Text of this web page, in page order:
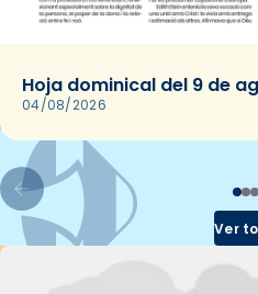
Hoja dominical del 9 de
04/08/2026
Ver